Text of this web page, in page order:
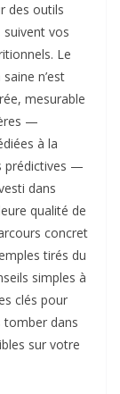
des outils
vos
Le
n’est
mesurable
—
à la
prédictives —
dans
qualité de
concret
tirés du
simples à
clés pour
tomber dans
sur votre